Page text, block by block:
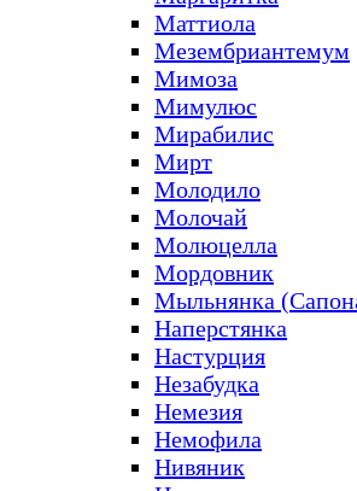
Маттиола
Мезембриантемум
Мимоза
Мимулюс
Мирабилис
Мирт
Молодило
Молочай
Молюцелла
Мордовник
Мыльнянка
Наперстянка
Настурция
Незабудка
Немезия
Немофила
Нивяник